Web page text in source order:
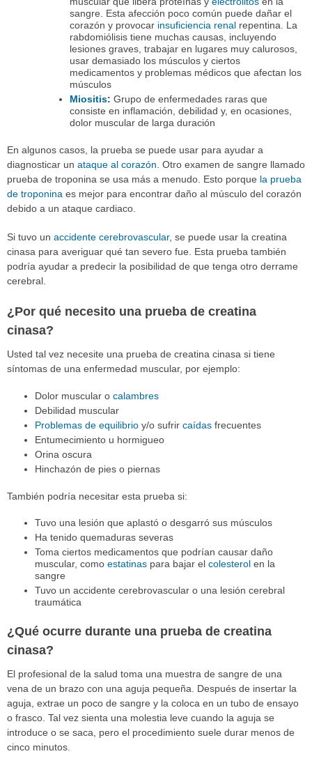
sangre. Esta afección poco común puede dañar el
corazón y provocar insuficiencia renalrepentina. La
rabdomiólisis tiene muchas causas, incluyendo
lesiones graves, trabajar en lugares muy calurosos,
usar demasiado los músculos y ciertos
medicamentos y problemas médicos que afectan los
músculos
Miositis: Grupo de enfermedades raras que
consiste en inflamación, debilidad y, en ocasiones,
dolor muscular de larga duración
En algunos casos, la prueba se puede usar para ayudar a
diagnosticar un ataque al corazón . Otro examen de sangre llamado
prueba de troponina se usa más a menudo. Esto porque la prueba
de troponina es mejor para encontrar daño al músculo del corazón
debido a un ataque cardiaco.
Si tuvo un accidente cerebrovascular, se puede usar la creatina
cinasa para averiguar qué tan severo fue. Esta prueba también
podría ayudar a predecir la posibilidad de que tenga otro derrame
cerebral.
¿Por qué necesito una prueba de creatina
cinasa?
Usted tal vez necesite una prueba de creatina cinasa si tiene
síntomas de una enfermedad muscular, por ejemplo:
Dolor muscular o calambres
Debilidad muscular
Problemas de equilibrioy/o sufrir caídasfrecuentes
Entumecimiento u hormigueo
Orina oscura
Hinchazón de pies o piernas
También podría necesitar esta prueba si:
Tuvo una lesión que aplastó o desgarró sus músculos
Ha tenido quemaduras severas
Toma ciertos medicamentos que podrían causar daño
muscular, como estatinaspara bajar el colesterolen la
sangre
Tuvo un accidente cerebrovascular o una lesión cerebral
traumática
¿Qué ocurre durante una prueba de creatina
cinasa?
El profesional de la salud toma una muestra de sangre de una
vena de un brazo con una aguja pequeña. Después de insertar la
aguja, extrae un poco de sangre y la coloca en un tubo de ensayo
o frasco. Tal vez sienta una molestia leve cuando la aguja se
introduce o se saca, pero el procedimiento suele durar menos de
cinco minutos.